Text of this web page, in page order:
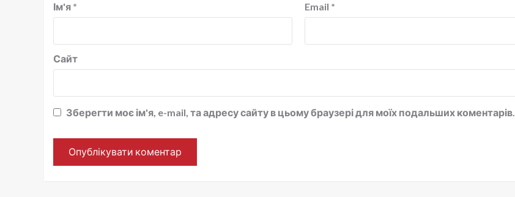
Ім'я * Email *
Сайт
Зберегти моє ім'я, e-mail, та адресу сайту в цьому браузері для моїх подальших коментарів.